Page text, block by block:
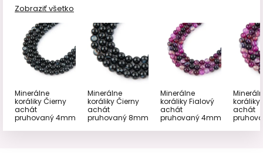
Zobraziť všetko
Minerálne
koráliky Čierny
achát
pruhovaný 4mm
Minerálne
koráliky Čierny
achát
pruhovaný 8mm
Minerálne
koráliky Fialový
achát
pruhovaný 4mm
koráliky
achát